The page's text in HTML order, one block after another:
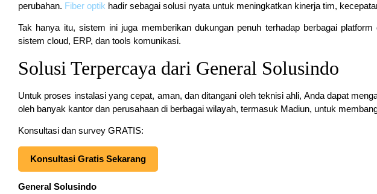
perubahan. Fiber optik hadir sebagai solusi nyata untuk meningkatkan kinerja tim,
Tak hanya itu, sistem ini juga memberikan dukungan penuh terhadap berbagai
sistem cloud, ERP, dan tools komunikasi.
Solusi Terpercaya dari General Solusindo
Untuk proses instalasi yang cepat, aman, dan ditangani oleh teknisi ahli, Anda dapat
oleh banyak kantor dan perusahaan di berbagai wilayah, termasuk Madiun, untuk
Konsultasi dan survey GRATIS:
Konsultasi Gratis Sekarang
General Solusindo